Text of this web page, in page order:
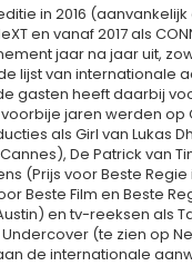
in 2016
en vanaf 2017 als
jaar na jaar uit,
lijst van internationale
gasten heeft daarbij
jaren werden op
als Girl van Lukas
De Patrick van
(Prijs voor Beste Regie
Beste Film en Beste
en tv-reeksen als
(te zien op
de internationale